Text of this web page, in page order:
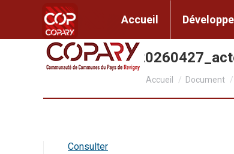
Accueil
Accueil Document
Consulter
Accueil